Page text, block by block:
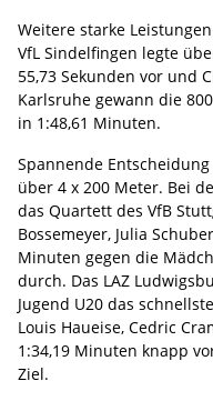
Weitere starke
VfL Sindelfingen legte
55,73 Sekunden vor und
Karlsruhe gewann die
in 1:48,61 Minuten.
Spannende
über 4 x 200 Meter. Bei
das Quartett des VfB
Bossemeyer, Julia
Minuten gegen die
durch. Das LAZ
Jugend U20 das
Louis Haueise, Cedric
1:34,19 Minuten knapp
Ziel.